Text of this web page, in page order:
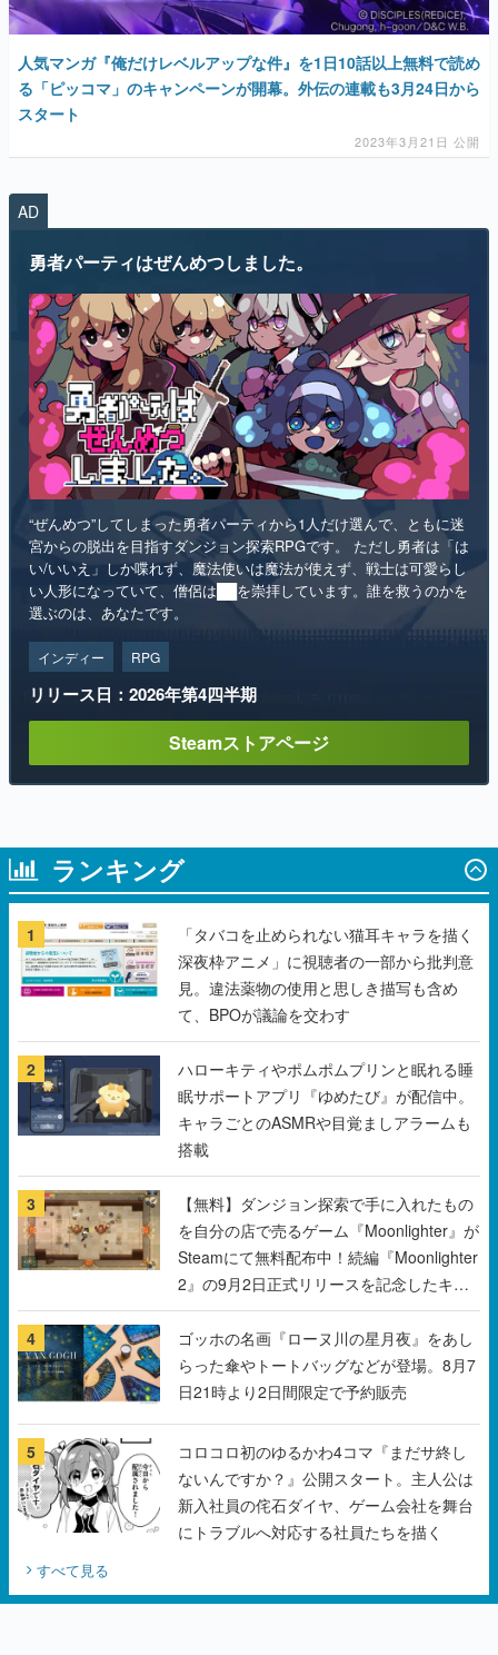
人気マンガ『俺だけレベルアップな件』を1日10話以上無料で読め
る「ピッコマ」のキャンペーンが開幕。外伝の連載も3月24日から
スタート
2023年3月21日 公開
AD
勇者パーティはぜんめつしました。
“ぜんめつ”してしまった勇者パーティから1人だけ選んで、ともに迷
宮からの脱出を目指すダンジョン探索RPGです。 ただし勇者は「は
い/いいえ」しか喋れず、魔法使いは魔法が使えず、戦士は可愛らし
い人形になっていて、僧侶は██を崇拝しています。誰を救うのかを
選ぶのは、あなたです。
インディー RPG
リリース日：2026年第4四半期
Steamストアページ
ランキング
1
「タバコを止められない猫耳キャラを描く
深夜枠アニメ」に視聴者の一部から批判意
見。違法薬物の使用と思しき描写も含め
て、BPOが議論を交わす
2
ハローキティやポムポムプリンと眠れる睡
眠サポートアプリ『ゆめたび』が配信中。
キャラごとのASMRや目覚ましアラームも
搭載
3
【無料】ダンジョン探索で手に入れたもの
を自分の店で売るゲーム『Moonlighter』が
Steamにて無料配布中！続編『Moonlighter
2』の9月2日正式リリースを記念したキャ
ンペーン
4
ゴッホの名画『ローヌ川の星月夜』をあし
らった傘やトートバッグなどが登場。8月7
日21時より2日間限定で予約販売
5
コロコロ初のゆるかわ4コマ『まだサ終し
ないんですか？』公開スタート。主人公は
新入社員の侘石ダイヤ、ゲーム会社を舞台
にトラブルへ対応する社員たちを描く
すべて見る